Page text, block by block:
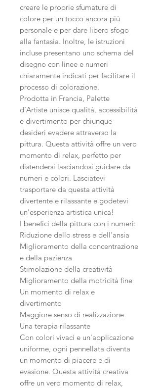
creare le proprie sfumature di
colore per un tocco ancora più
personale e per dare libero sfogo
alla fantasia. Inoltre, le istruzioni
incluse presentano uno schema del
disegno con linee e numeri
chiaramente indicati per facilitare il
processo di colorazione.
Prodotta in Francia, Palette
d’Artiste unisce qualità, accessibilità
e divertimento per chiunque
desideri evadere attraverso la
pittura. Questa attività offre un vero
momento di relax, perfetto per
distendersi lasciandosi guidare da
numeri e colori. Lasciatevi
trasportare da questa attività
divertente e rilassante e godetevi
un'esperienza artistica unica!
I benefici della pittura con i numeri:
Riduzione dello stress e dell'ansia
Miglioramento della concentrazione
e della pazienza
Stimolazione della creatività
Miglioramento della motricità fine
Un momento di relax e
divertimento
Maggiore senso di realizzazione
Una terapia rilassante
Con colori vivaci e un'applicazione
uniforme, ogni pennellata diventa
un momento di piacere e di
evasione. Questa attività creativa
offre un vero momento di relax,